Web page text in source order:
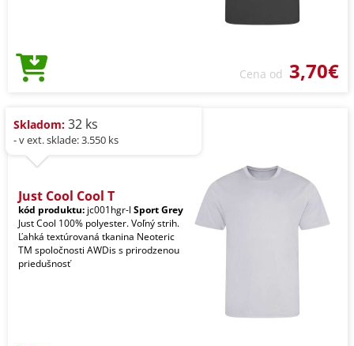
Cena od 3,70€
Skladom: 32 ks
- v ext. sklade: 3.550 ks
Just Cool Cool T
kód produktu: jc001hgr-l Sport Grey
Just Cool 100% polyester. Voľný strih.
Ľahká textúrovaná tkanina Neoteric
TM spoločnosti AWDis s prirodzenou
priedušnosť